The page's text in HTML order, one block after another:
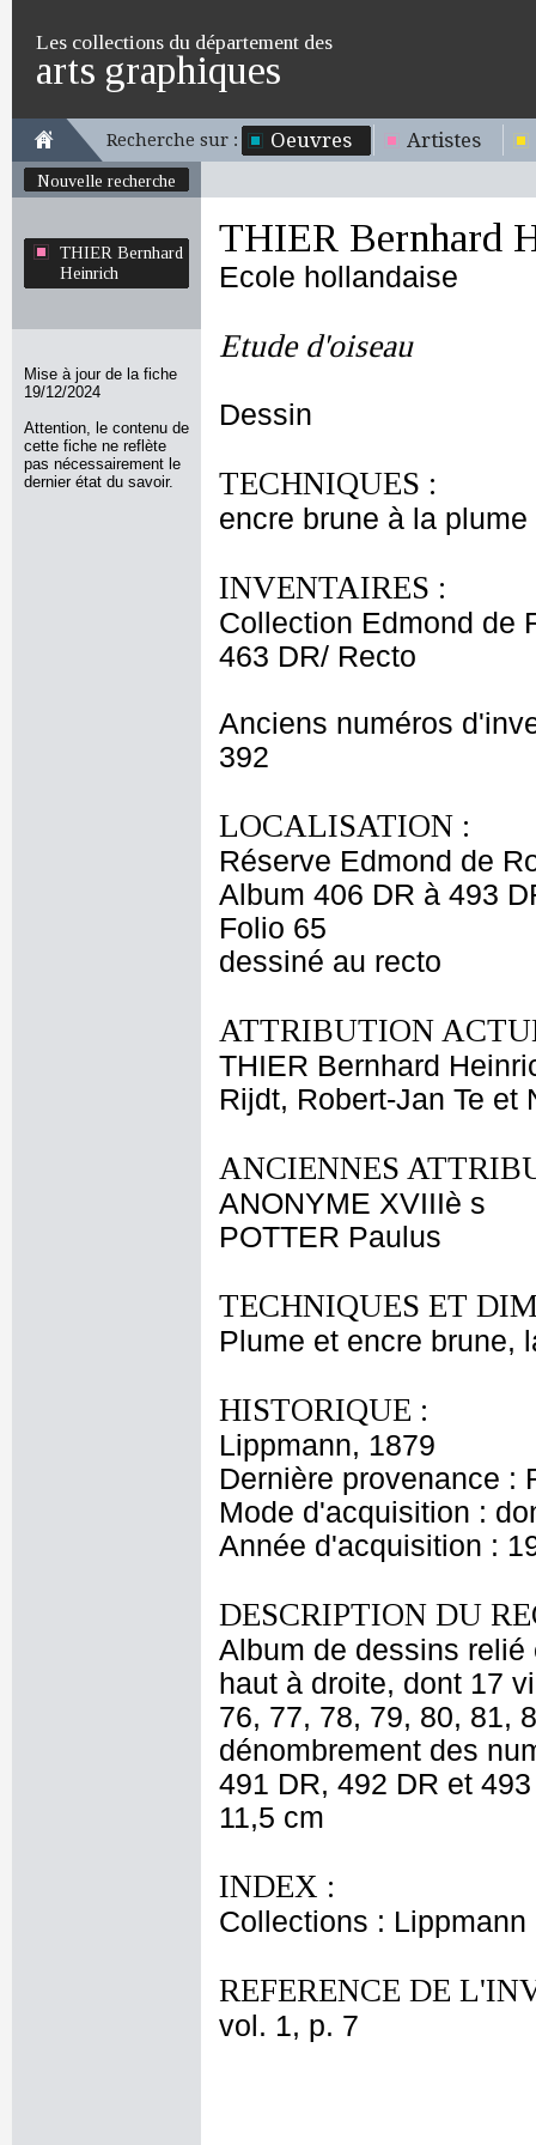
Les collections du département des
arts graphiques
Recherche sur : Oeuvres Artistes
Nouvelle recherche
THIER Bernhard
Heinrich
Mise à jour de la fiche
19/12/2024
Attention, le contenu de
cette fiche ne reflète
pas nécessairement le
dernier état du savoir.
THIER Bernhard
Ecole hollandaise
Etude d'oiseau
Dessin
TECHNIQUES :
encre brune à la
INVENTAIRES :
Collection Edmond de
463 DR/ Recto
Anciens numéros
392
LOCALISATION :
Réserve Edmond de
Album 406 DR à 493
Folio 65
dessiné au recto
ATTRIBUTION
THIER Bernhard
Rijdt, Robert-Jan Te et
ANCIENNES
ANONYME XVIIIè s
POTTER Paulus
TECHNIQUES ET
Plume et encre brune,
HISTORIQUE :
Lippmann, 1879
Dernière provenance :
Mode d'acquisition :
Année d'acquisition :
DESCRIPTION DU
Album de dessins
haut à droite, dont 17
76, 77, 78, 79, 80, 81,
dénombrement des
491 DR, 492 DR et
11,5 cm
INDEX :
Collections : Lippmann
REFERENCE DE
vol. 1, p. 7